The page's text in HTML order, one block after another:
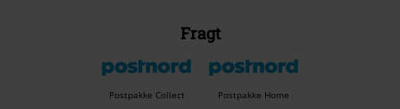
Fragt
Postpakke Collect Postpakke Home